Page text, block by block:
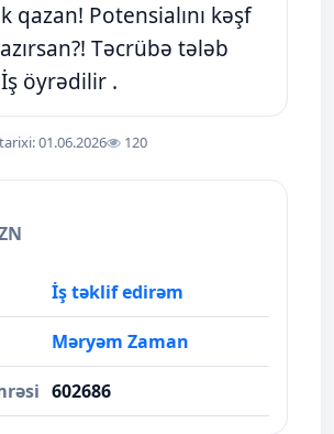
qazan! Potensialını kəşf
Təcrübə tələb
öyrədilir .
01.06.2026 120
İş təklif edirəm
Məryəm Zaman
602686